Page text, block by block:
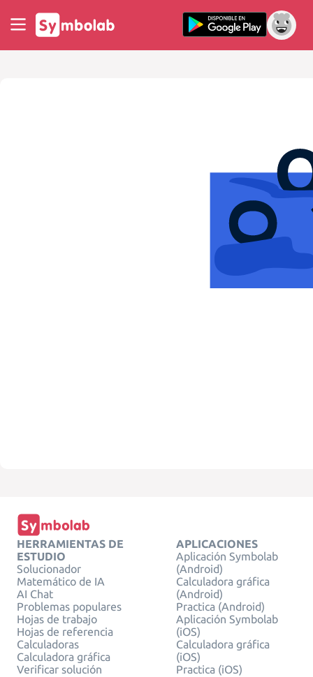
HERRAMIENTAS DE
ESTUDIO
Solucionador
Matemático de IA
AI Chat
Problemas populares
Hojas de trabajo
Hojas de referencia
Calculadoras
Calculadora gráfica
Verificar solución
APLICACIONES
Aplicación Symbolab
(Android)
Calculadora gráfica
(Android)
Practica (Android)
Aplicación Symbolab
(iOS)
Calculadora gráfica
(iOS)
Practica (iOS)